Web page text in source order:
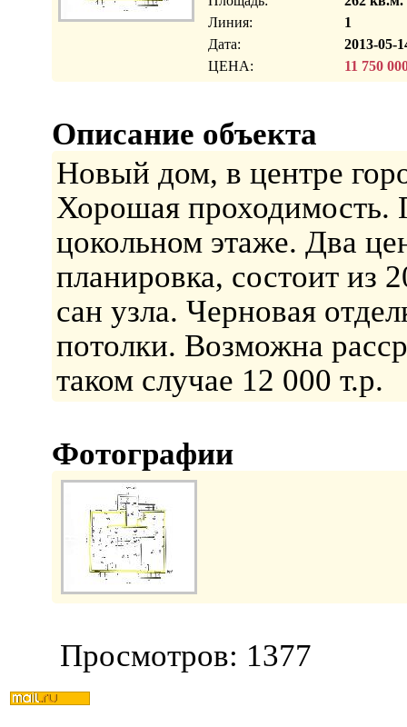
Линия:
1
Дата:
2013-05-
ЦЕНА:
11 750
Описание объекта
Новый дом, в центре
Хорошая
цокольном этаже. Два
планировка, состоит из
сан узла. Черновая
потолки. Возможна
таком случае 12 000 т.р.
Фотографии
Просмотров: 1377